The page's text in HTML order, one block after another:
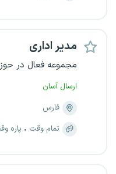
مدیر اداری
مجموعه فعال در
ارسال آسان
فارس
تمام وقت
پاره